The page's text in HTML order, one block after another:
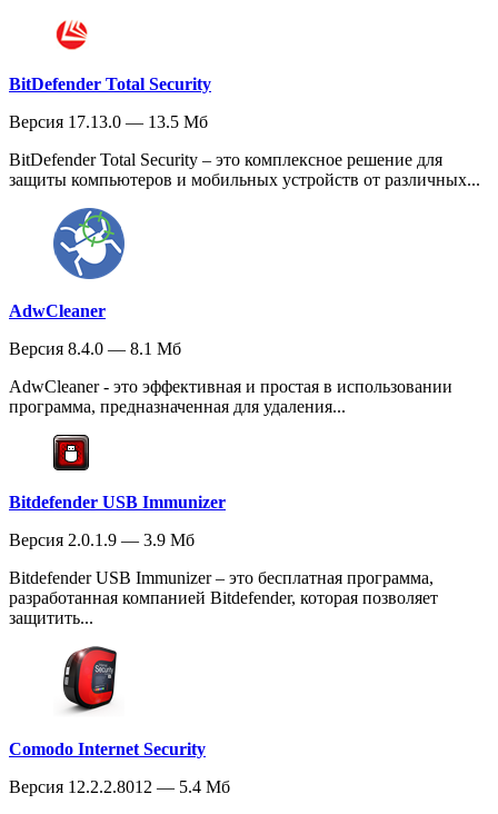
BitDefender Total Security
Версия 17.13.0 — 13.5 Мб
BitDefender Total Security – это комплексное решение для
защиты компьютеров и мобильных устройств от различных...
AdwCleaner
Версия 8.4.0 — 8.1 Мб
AdwCleaner - это эффективная и простая в использовании
программа, предназначенная для удаления...
Bitdefender USB Immunizer
Версия 2.0.1.9 — 3.9 Мб
Bitdefender USB Immunizer – это бесплатная программа,
разработанная компанией Bitdefender, которая позволяет
защитить...
Comodo Internet Security
Версия 12.2.2.8012 — 5.4 Мб